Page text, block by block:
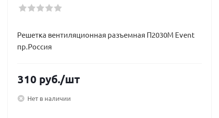
Решетка вентиляционная разъемная П2030М Event
пр.Россия
310 руб./шт
Нет в наличии